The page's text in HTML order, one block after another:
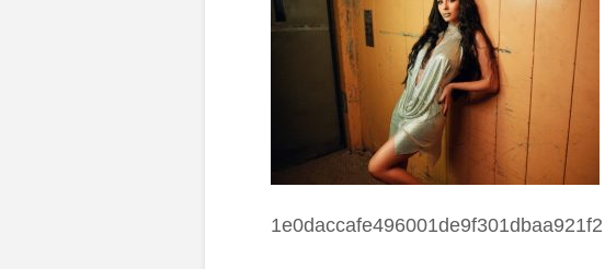
1e0daccafe496001de9f301dbaa921f2